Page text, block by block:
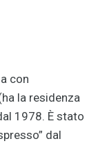
con
la residenza
1978. È stato
dal